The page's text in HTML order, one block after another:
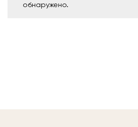
обнаружено.